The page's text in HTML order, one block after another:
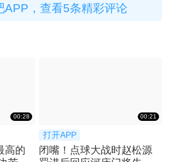
APP，查看5条精彩评论
00:28
高的
00:21
打开APP
闭嘴！点球大战时赵松源